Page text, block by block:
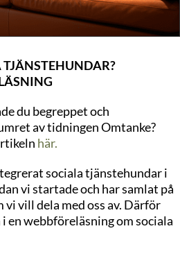
du begreppet och
av tidningen Omtanke?
här.
sociala tjänstehundar i
vi startade och har samlat på
vi vill dela med oss av. Därför
en webbföreläsning om sociala